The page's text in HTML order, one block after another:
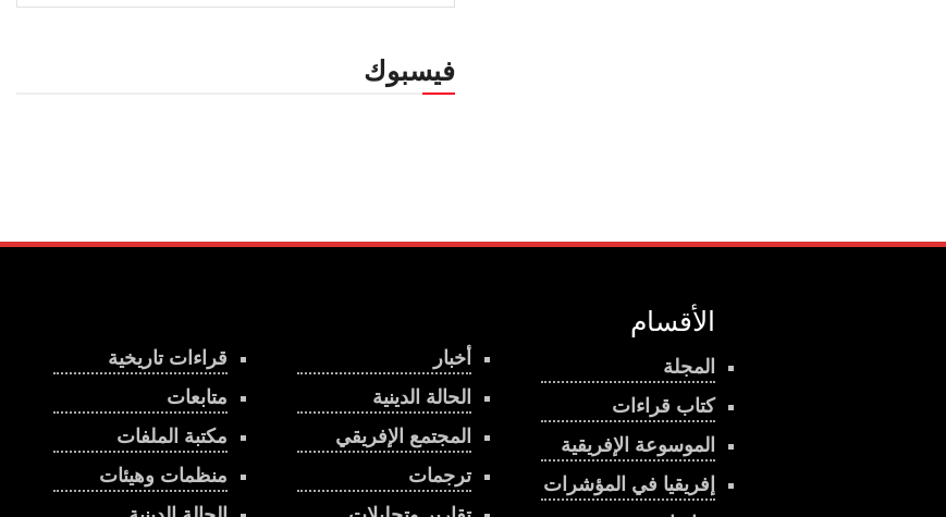
فيسبوك
قراءات تاريخية
متابعات
مكتبة الملفات
منظمات وهيئات
أخبار
الحالة الدينية
المجتمع الإفريقي
ترجمات
الأقسام
المجلة
كتاب قراءات
الموسوعة الإفريقية
إفريقيا في المؤشرات